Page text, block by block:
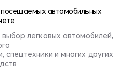
автомобильных
легковых автомобилей,
спецтехники и многих других